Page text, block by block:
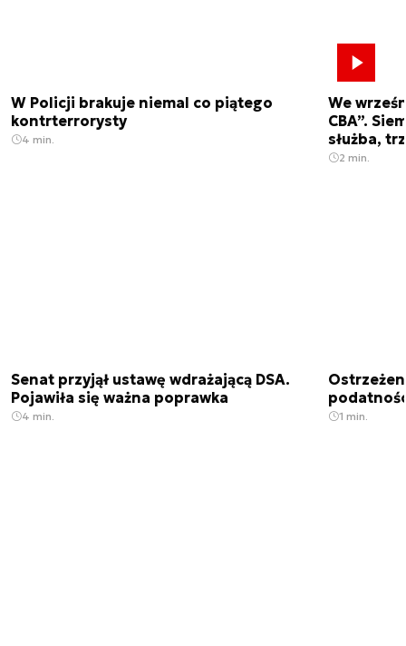
W Policji brakuje niemal co piątego
kontrterrorysty
4 min.
We
CBA”.
służba,
2 min.
Senat przyjął ustawę wdrażającą DSA.
Pojawiła się ważna poprawka
4 min. 1 min.